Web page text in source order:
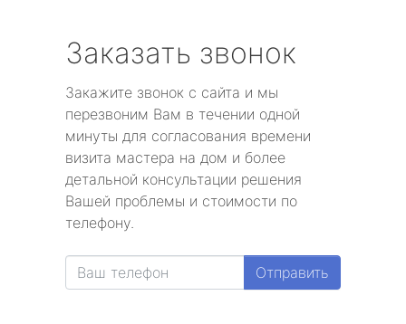
Заказать звонок
Закажите звонок с сайта и мы
перезвоним Вам в течении одной
минуты для согласования времени
визита мастера на дом и более
детальной консультации решения
Вашей проблемы и стоимости по
телефону.
Отправить